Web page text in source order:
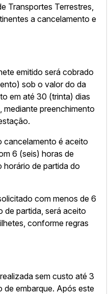
Transportes Terrestres,
a cancelamento e
emitido será cobrado
sob o valor do da
em até 30 (trinta) dias
preenchimento
cancelamento é aceito
6 (seis) horas de
de partida do
com menos de 6
de partida, será aceito
conforme regras
sem custo até 3
de embarque. Após este